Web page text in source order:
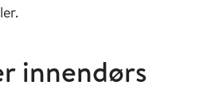
innendørs